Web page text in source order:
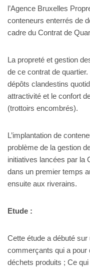
l’Agence Bruxelles
conteneurs enterrés de
cadre du Contrat de
La propreté et gestion
de ce contrat de
dépôts clandestins
attractivité et le confort
(trottoirs encombrés).
L’implantation de
problème de la gestion
initiatives lancées par la
dans un premier temps
ensuite aux riverains.
Etude :
Cette étude a débuté
commerçants qui a pour
déchets produits ; Ce